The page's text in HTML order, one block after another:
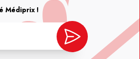
Médiprix !